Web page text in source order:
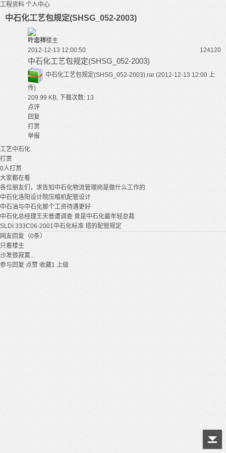
工程资料 个人中心
中石化工艺包规定(SHSG_052-2003)
叶忠祥楼主
2012-12-13 12:00:50
124120
中石化工艺包规定(SHSG_052-2003)
中石化工艺包规定(SHSG_052-2003).rar (2012-12-13 12:00 上
传)
209.99 KB, 下载次数: 13
点评
回复
打赏
举报
工艺中石化
打赏
0人打赏
大家都在看
各位朋友们，求告知中石化物流管理岗是做什么工作的
中石化洛阳设计院压缩机配管设计
中石油与中石化那个工资待遇更好
中石化总经理王天普遭调查 曾是中石化最年轻总裁
SLDI 333C06-2001中石化标准 塔的配管规定
网友回复（0条）
只看楼主
沙发很寂寞...
参与回复 点赞 收藏1 上级